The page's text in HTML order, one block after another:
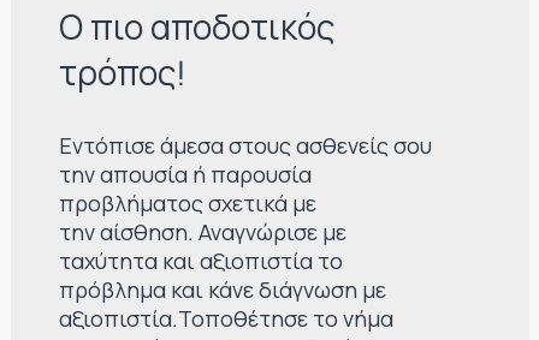
Ο πιο αποδοτικός
τρόπος!
Εντόπισε άμεσα στους ασθενείς σου
την απουσία ή παρουσία
προβλήματος σχετικά με
την αίσθηση. Αναγνώρισε με
ταχύτητα και αξιοπιστία το
πρόβλημα και κάνε διάγνωση με
αξιοπιστία.Τοποθέτησε το νήμα